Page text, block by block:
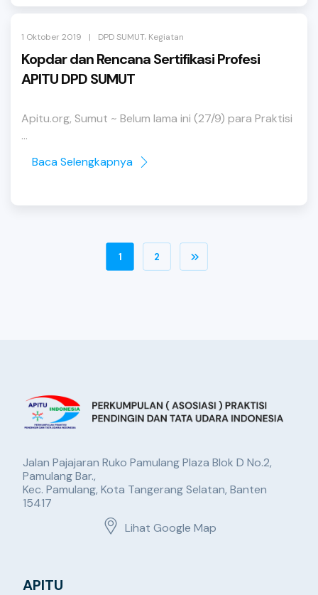
1 Oktober 2019 | DPD SUMUT, Kegiatan
Kopdar dan Rencana Sertifikasi Profesi
APITU DPD SUMUT
Apitu.org, Sumut ~ Belum lama ini (27/9) para Praktisi
...
Baca Selengkapnya
1 2
Jalan Pajajaran Ruko Pamulang Plaza Blok D No.2,
Pamulang Bar.,
Kec. Pamulang, Kota Tangerang Selatan, Banten
15417
Lihat Google Map
APITU